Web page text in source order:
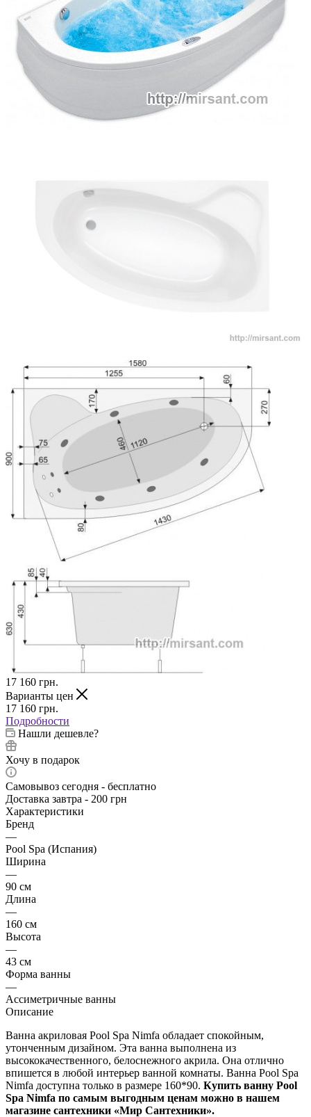
17 160 грн.
Варианты цен
17 160 грн.
Подробности
Нашли дешевле?
Хочу в подарок
Самовывоз сегодня - бесплатно
Доставка завтра - 200 грн
Характеристики
Бренд
—
Pool Spa (Испания)
Ширина
—
90 см
Длина
—
160 см
Высота
—
43 см
Форма ванны
—
Ассиметричные ванны
Описание
Ванна акриловая Pool Spa Nimfa обладает спокойным,
утонченным дизайном. Эта ванна выполнена из
высококачественного, белоснежного акрила. Она отлично
впишется в любой интерьер ванной комнаты. Ванна Pool Spa
Nimfa доступна только в размере 160*90. Купить ванну Pool
Spa Nimfa по самым выгодным ценам можно в нашем
магазине сантехники «Мир Сантехники».